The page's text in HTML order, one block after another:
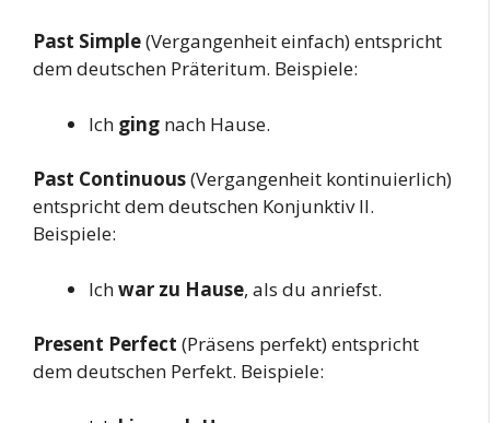
Past Simple(Vergangenheit einfach) entspricht
dem deutschen Präteritum. Beispiele:
Ich ging nach Hause.
Past Continuous(Vergangenheit kontinuierlich)
entspricht dem deutschen Konjunktiv II.
Beispiele:
Ichwar zu Hause, als du anriefst.
Present Perfect (Präsens perfekt) entspricht
dem deutschen Perfekt. Beispiele: